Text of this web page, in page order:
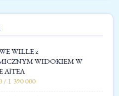
WILLE z
WIDOKIEM W
AlTEA
/ 1 390 000